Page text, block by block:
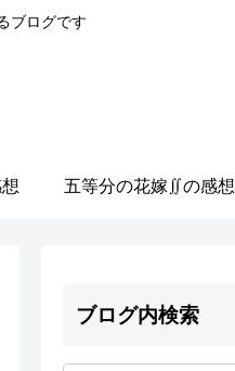
ブログです
五等分の花嫁∬の感想
ブログ内検索